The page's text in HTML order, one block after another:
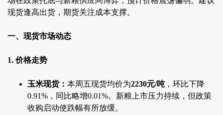
现货逢高出货，期货关注成本支撑。
一、现货市场动态
1. 价格走势
玉米现货： 本周五现货均价为2230元/吨 ，环比下降
0.91%，同比略增0.01%。新粮上市压力持续，但政策
收购启动使跌幅有所放缓。